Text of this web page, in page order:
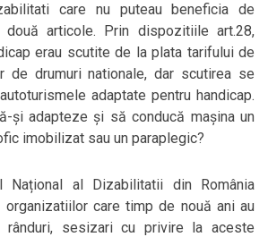
care nu puteau beneficia de
articole. Prin dispozitiile art.28,
erau scutite de la plata tarifului de
de drumuri nationale, dar scutirea se
adaptate pentru handicap.
și adapteze și să conducă mașina un
imobilizat sau un paraplegic?
Național al Dizabilitatii din România
organizatiilor care timp de nouă ani au
rânduri, sesizari cu privire la aceste